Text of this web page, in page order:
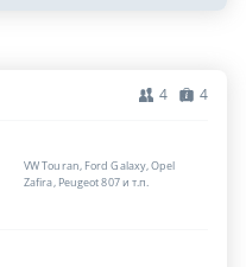
4 4
VW Touran, Ford Galaxy, Opel
Zafira, Peugeot 807 и т.п.